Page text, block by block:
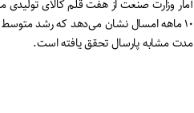
آمار وزارت صنعت از هفت قلم کالای تولیدی
مدت مشابه پارسال تحقق یافته است.